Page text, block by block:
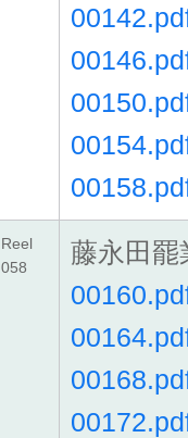
Reel
058
藤永田罷